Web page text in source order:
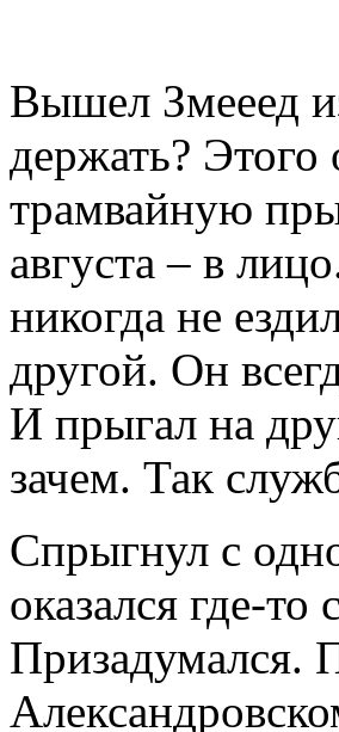
Вышел Змееед
держать?
трамвайную
августа – в
никогда не
другой. Он
И прыгал на
зачем. Так
Спрыгнул с
оказался где-
Призадумался.